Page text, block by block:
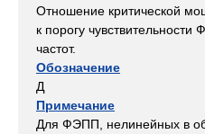
Отношение критической
к порогу
частот.
Обозначение
Д
Примечание
Для ФЭПП, нелинейных в